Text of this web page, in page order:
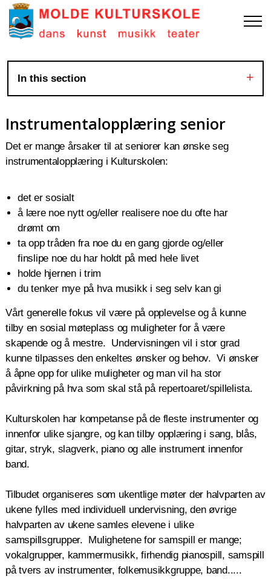
In this section
Instrumentalopplæring senior
Det er mange årsaker til at seniorer kan ønske seg
instrumentalopplæring i Kulturskolen:
det er sosialt
å lære noe nytt og/eller realisere noe du ofte har
drømt om
ta opp tråden fra noe du en gang gjorde og/eller
finslipe noe du har holdt på med hele livet
holde hjernen i trim
du tenker mye på hva musikk i seg selv kan gi
Vårt generelle fokus vil være på opplevelse og å kunne
tilby en sosial møteplass og muligheter for å være
skapende og å mestre. Undervisningen vil i stor grad
kunne tilpasses den enkeltes ønsker og behov. Vi ønsker
å åpne opp for ulike muligheter og man vil ha stor
påvirkning på hva som skal stå på repertoaret/spillelista.
Kulturskolen har kompetanse på de fleste instrumenter og
innenfor ulike sjangre, og kan tilby opplæring i sang, blås,
gitar, stryk, slagverk, piano og alle instrument innenfor
band.
Tilbudet organiseres som ukentlige møter der halvparten av
ukene fylles med individuell undervisning, den øvrige
halvparten av ukene samles elevene i ulike
samspillsgrupper. Mulighetene for samspill er mange;
vokalgrupper, kammermusikk, firhendig pianospill, samspill
på tvers av instrumenter, folkemusikkgruppe, band.....